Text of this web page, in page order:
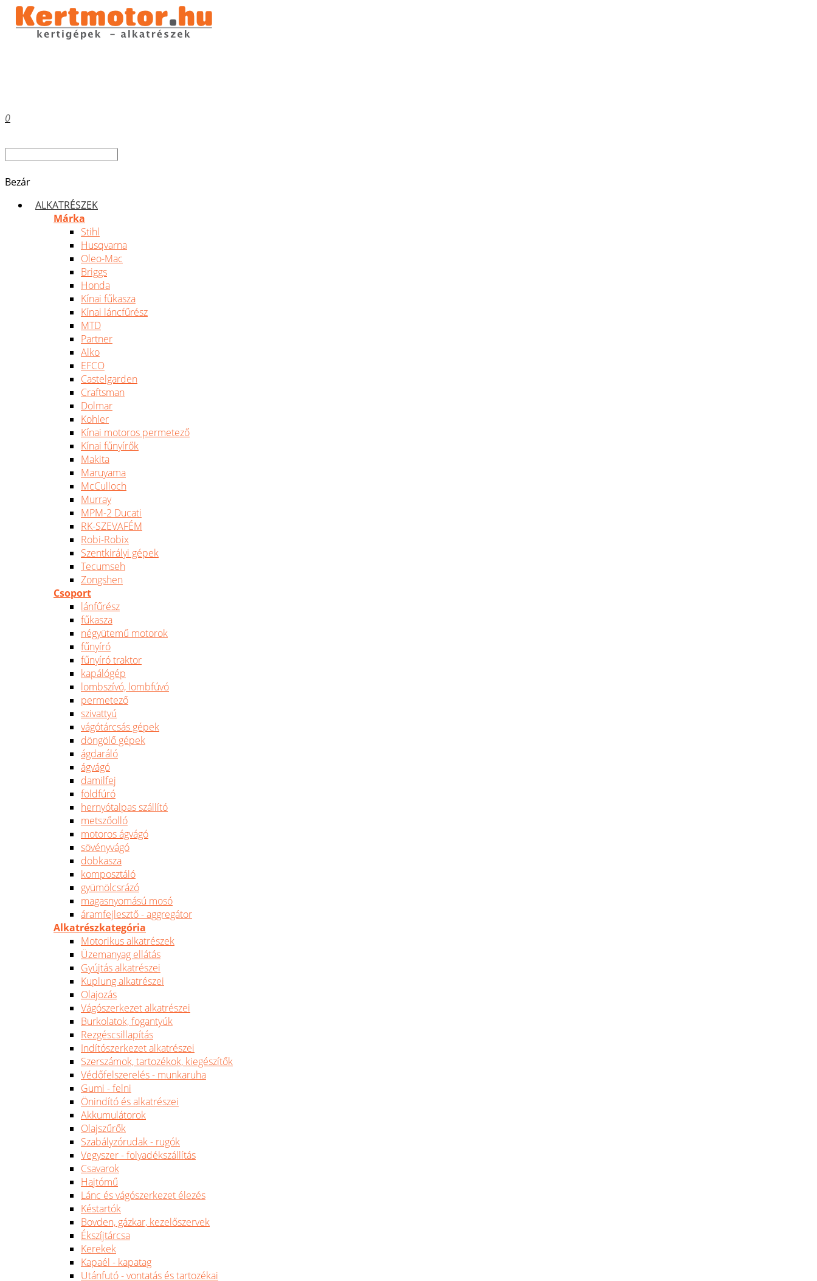
0
Bezár
ALKATRÉSZEK
Márka
Stihl
Husqvarna
Oleo-Mac
Briggs
Honda
Kínai fűkasza
Kínai láncfűrész
MTD
Partner
Alko
EFCO
Castelgarden
Craftsman
Dolmar
Kohler
Kínai motoros permetező
Kínai fűnyírők
Makita
Maruyama
McCulloch
Murray
MPM-2 Ducati
RK-SZEVAFÉM
Robi-Robix
Szentkirályi gépek
Tecumseh
Zongshen
Csoport
lánfűrész
fűkasza
négyütemű motorok
fűnyíró
fűnyíró traktor
kapálógép
lombszívó, lombfúvó
permetező
szivattyú
vágótárcsás gépek
döngölő gépek
ágdaráló
ágvágó
damilfej
földfúró
hernyótalpas szállító
metszőolló
motoros ágvágó
sövényvágó
dobkasza
komposztáló
gyümölcsrázó
magasnyomású mosó
áramfejlesztő - aggregátor
Alkatrészkategória
Motorikus alkatrészek
Üzemanyag ellátás
Gyújtás alkatrészei
Kuplung alkatrészei
Olajozás
Vágószerkezet alkatrészei
Burkolatok, fogantyúk
Rezgéscsillapítás
Indítószerkezet alkatrészei
Szerszámok, tartozékok, kiegészítők
Védőfelszerelés - munkaruha
Gumi - felni
Önindító és alkatrészei
Akkumulátorok
Olajszűrők
Szabályzórudak - rugók
Vegyszer - folyadékszállítás
Csavarok
Hajtómű
Lánc és vágószerkezet élezés
Késtartók
Bovden, gázkar, kezelőszervek
Ékszíjtárcsa
Kerekek
Kapaél - kapatag
Utánfutó - vontatás és tartozékai